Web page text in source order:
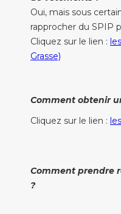
Oui, mais sous
rapprocher du SPIP
Cliquez sur le lien :
Grasse)
Comment obtenir
Cliquez sur le lien :
Comment prendre
?